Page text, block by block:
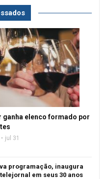
ganha elenco formado por
jul 31
programação, inaugura
em seus 30 anos